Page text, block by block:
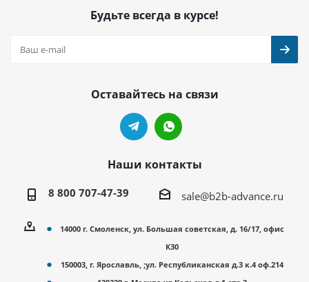
Будьте всегда в курсе!
Оставайтесь на связи
Наши контакты
8 800 707-47-39 sale@b2b-advance.ru
14000 г. Смоленск, ул. Большая советская, д. 16/17, офис
К30
150003, г. Ярославль, ;ул. Республиканская д.3 к.4 оф.214